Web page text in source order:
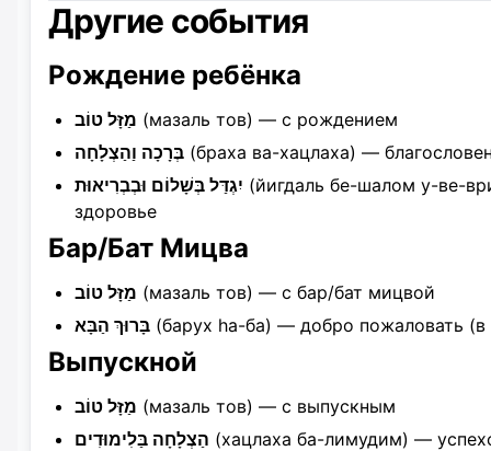
Другие события
Рождение ребёнка
מַזָּל טוֹב (мазаль тов) — с рождением
בְּרָכָה וַהַצְלָחָה (браха ва-хацлаха) —
יִגְדַּל בְּשָׁלוֹם וּבְבְרִיאוּת (йигдаль бе-шалом у-ве-
здоровье
Бар/Бат Мицва
מַזָּל טוֹב (мазаль тов) — с бар/бат мицвой
בָּרוּךְ הַבָּא (барух hа-ба) — добро пожаловать
Выпускной
מַזָּל טוֹב (мазаль тов) — с выпускным
הַצְלָחָה בַּלִימוּדִים (хацлаха ба-лимудим) —